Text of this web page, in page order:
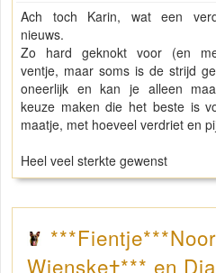
Ach toch Karin, wat een
nieuws.
Zo hard geknokt voor (en
ventje, maar soms is de strijd
oneerlijk en kan je alleen
keuze maken die het beste is
maatje, met hoeveel verdriet en
Heel veel sterkte gewenst
Wienske†*** en